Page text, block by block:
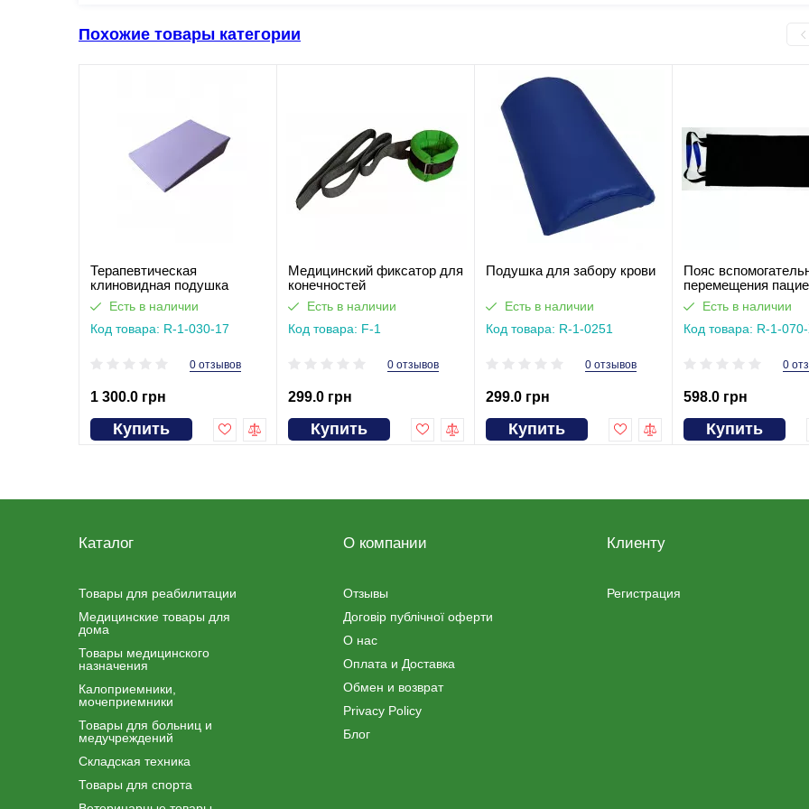
Похожие товары категории
Терапевтическая
клиновидная подушка
рефлюкс при изжоге 17 см
Есть в наличии
Код товара: R-1-030-17
0 отзывов
1 300.0 грн
Купить
Медицинский фиксатор для
конечностей
Есть в наличии
Код товара: F-1
0 отзывов
299.0 грн
Купить
Подушка для забору крови
Есть в наличии
Код товара: R-1-0251
0 отзывов
299.0 грн
Купить
Пояс
перемещения
Есть в наличии
Код товара: R-1-070-
0
598.0 грн
Купить
Каталог
Товары для реабилитации
Медицинские товары для
дома
Товары медицинского
назначения
Калоприемники,
мочеприемники
Товары для больниц и
медучреждений
Складская техника
Товары для спорта
О компании
Отзывы
Договір публічної оферти
О нас
Оплата и Доставка
Обмен и возврат
Privacy Policy
Блог
Клиенту
Регистрация